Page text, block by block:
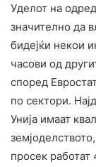
Уделот на
значително да
бидејќи некои
часови од
според
по сектори.
Унија имаат
просек